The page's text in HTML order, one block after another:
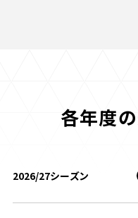
各年度の
2026/27シーズン